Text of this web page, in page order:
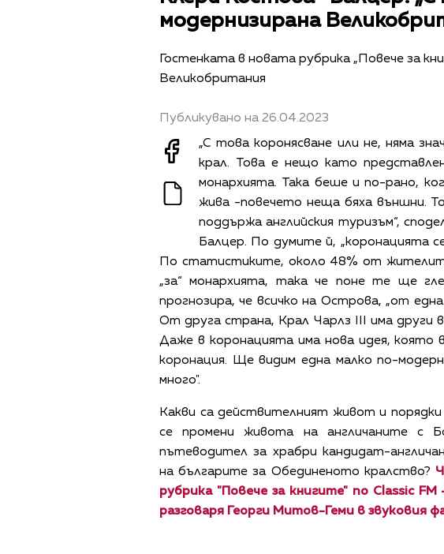
модернизирана
Гостeнката в новата рубрика „Повече за
Великобритания
Публикувано на 26.04.2023
„С това коронясване или не, няма
крал. Това е нещо като
монархията. Така беше и по-рано,
жива -повечето неща бяха външни.
поддържа английския туризъм“,
Балцер. По думите й, „коронацията
По статистиките, около 48% от
„за“ монархията, така че поне те ще
прогнозира, че всичко на Острова, „от
От друга страна, Крал Чарлз III има други
Даже в коронацията има нова идея, която
коронация. Ще видим една малко по-
много".
Какви са действителният живот и
се промени живота на англичаните с
пътеводител за храбри кандидат-
на българите за Обединеното кралство?
рубрика "Повече за книгите" по Classic
разговаря Георги Митов-Геми в звуковия